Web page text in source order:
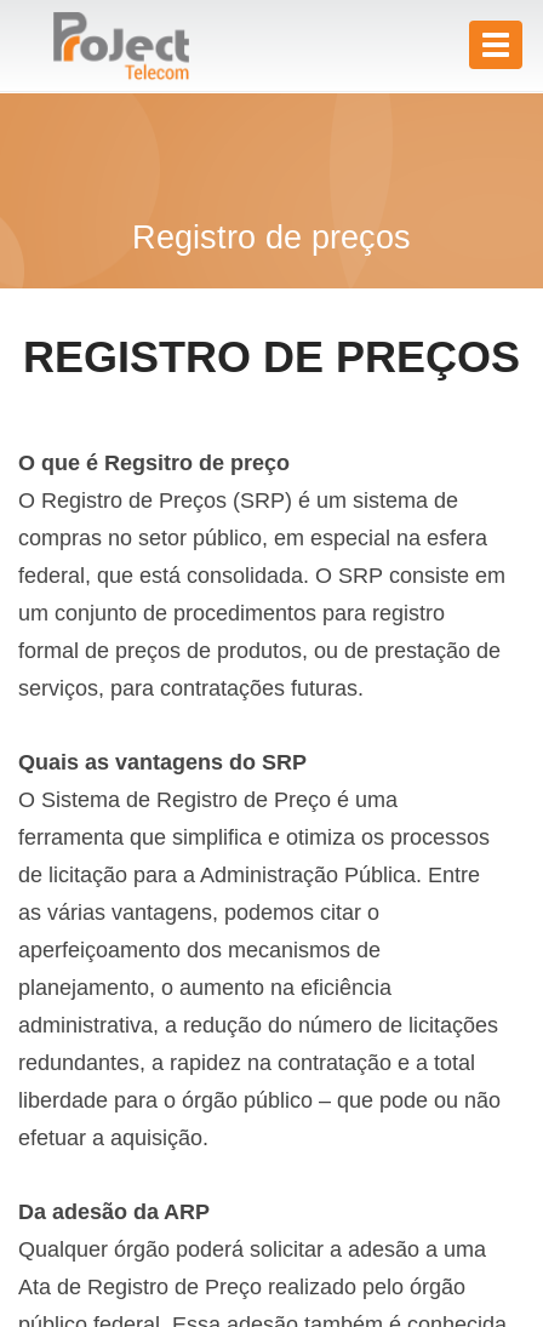
Registro de preços
REGISTRO DE PREÇOS
O que é Regsitro de preço
O Registro de Preços (SRP) é um sistema de
compras no setor público, em especial na esfera
federal, que está consolidada. O SRP consiste em
um conjunto de procedimentos para registro
formal de preços de produtos, ou de prestação de
serviços, para contratações futuras.
Quais as vantagens do SRP
O Sistema de Registro de Preço é uma
ferramenta que simplifica e otimiza os processos
de licitação para a Administração Pública. Entre
as várias vantagens, podemos citar o
aperfeiçoamento dos mecanismos de
planejamento, o aumento na eficiência
administrativa, a redução do número de licitações
redundantes, a rapidez na contratação e a total
liberdade para o órgão público – que pode ou não
efetuar a aquisição.
Da adesão da ARP
Qualquer órgão poderá solicitar a adesão a uma
Ata de Registro de Preço realizado pelo órgão